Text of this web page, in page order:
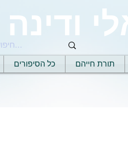
תורת חייהם כל הסיפורים